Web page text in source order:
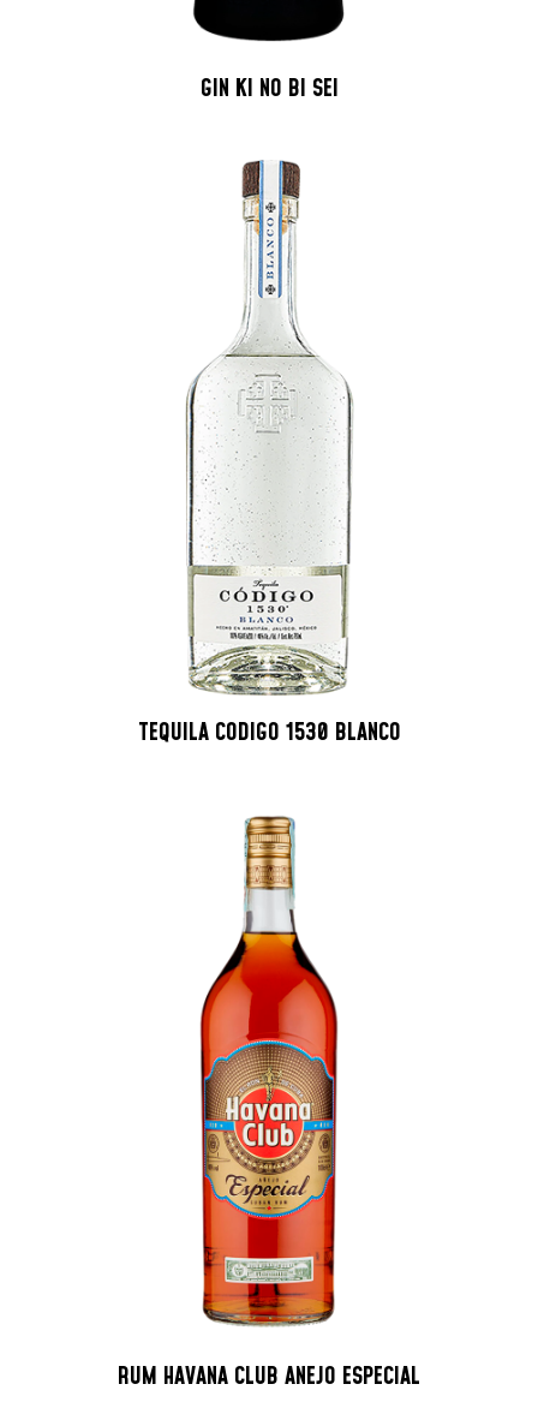
GIN KI NO BI SEI
TEQUILA CODIGO 1530 BLANCO
RUM HAVANA CLUB ANEJO ESPECIAL